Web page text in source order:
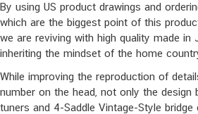
By using US product drawings and
which are the biggest point of this
we are reviving with high quality made in
inheriting the mindset of the home
While improving the reproduction of
number on the head, not only the design
tuners and 4-Saddle Vintage-Style